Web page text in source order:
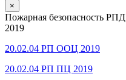
×
Пожарная безопасность РПД
2019
20.02.04 РП ООЦ 2019
20.02.04 РП ПЦ 2019